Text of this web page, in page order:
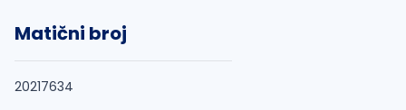
Matični broj
20217634